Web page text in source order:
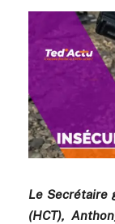
Le Secrétaire
(HCT),